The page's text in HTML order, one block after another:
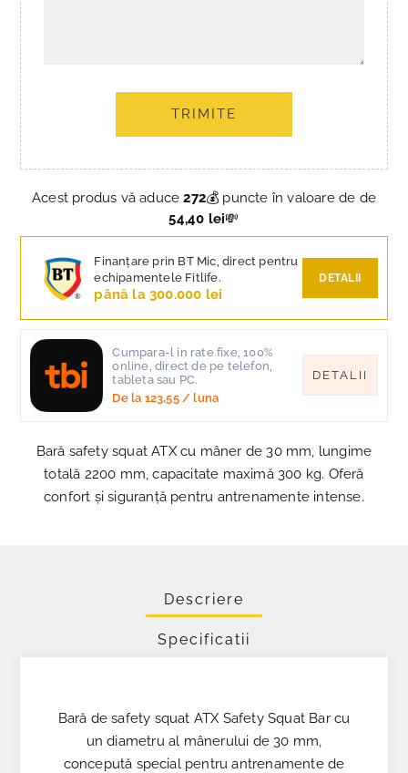
TRIMITE
Acest produs vă aduce272💰 puncte în valoare de de
54,40 lei💸
Finanțare prin BT Mic, direct pentru
echipamentele Fitlife.
până la 300.000 lei
DETALII
Cumpara-l in rate fixe, 100%
online, direct de pe telefon,
tableta sau PC.
De la 123,55/ luna
DETALII
Bară safety squat ATX cu mâner de 30 mm, lungime
totală 2200 mm, capacitate maximă 300 kg. Oferă
confort și siguranță pentru antrenamente intense.
Descriere
Specificatii
Bară de safety squat ATX Safety Squat Bar cu
un diametru al mânerului de 30 mm,
concepută special pentru antrenamente de